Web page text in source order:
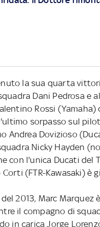
la sua quarta
Dani Pedrosa e
Rossi
sorpasso sul
Andrea Dovizioso
Nicky Hayden
con l'unica Ducati del
(FTR-Kawasaki) è
2013, Marc Marquez
il compagno di
in carica Jorge